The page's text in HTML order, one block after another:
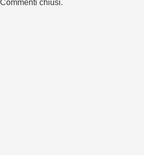
Commenti chiusi.